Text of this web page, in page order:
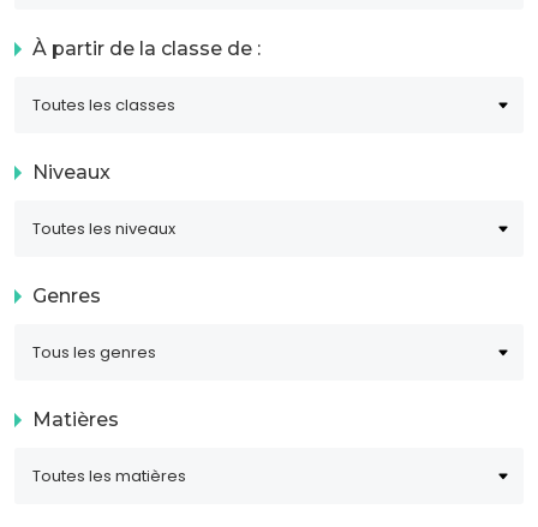
À partir de la classe de :
Niveaux
Genres
Matières